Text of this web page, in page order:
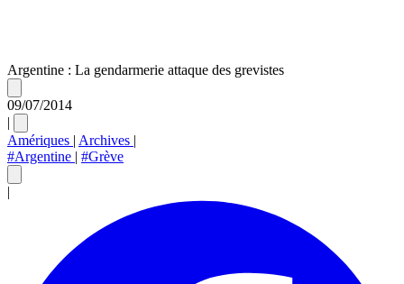
Argentine : La gendarmerie attaque des grevistes
09/07/2014
|
Amériques | Archives |
#Argentine | #Grève
|